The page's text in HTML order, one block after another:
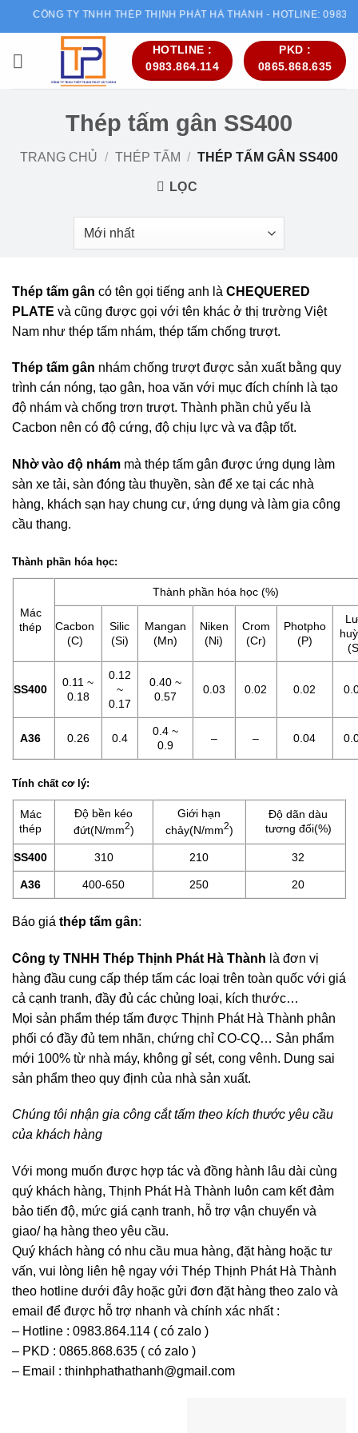
dung
CÔNG TY TNHH THÉP THỊNH PHÁT HÀ THÀNH - HOTLINE:
HOTLINE :
0983.864.114
PKD :
0865.868.635
Thép tấm gân SS400
TRANG CHỦ / THÉP TẤM / THÉP TẤM GÂN SS400
LỌC
Thép tấm gân có tên gọi tiếng anh là CHEQUERED
PLATE và cũng được gọi với tên khác ở thị trường Việt
Nam như thép tấm nhám, thép tấm chống trượt.
Thép tấm gân nhám chống trượt được sản xuất bằng quy
trình cán nóng, tạo gân, hoa văn với mục đích chính là tạo
độ nhám và chống trơn trượt. Thành phần chủ yếu là
Cacbon nên có độ cứng, độ chịu lực và va đập tốt.
Nhờ vào độ nhám mà thép tấm gân được ứng dụng làm
sàn xe tải, sàn đóng tàu thuyền, sàn để xe tại các nhà
hàng, khách sạn hay chung cư, ứng dụng và làm gia công
cầu thang.
Thành phần hóa học:
Mác
thép
Thành phần hóa học (%)
Cacbon
(C)
Silic
(Si)
Mangan
(Mn)
Niken
(Ni)
Crom
(Cr)
Photpho
(P)
SS400
0.11 ~
0.18
0.12
~
0.17
0.40 ~
0.57
0.03 0.02 0.02
A36 0.26 0.4
0.4 ~
0.9
– – 0.04
Tính chất cơ lý:
Mác
thép
Độ bền kéo
đứt(N/mm2)
Giới hạn
chảy(N/mm2)
Độ dãn dàu
tương đối(%)
SS400 310 210 32
A36 400-650 250 20
Báo giá thép tấm gân:
Công ty TNHH Thép Thịnh Phát Hà Thành là đơn vị
hàng đầu cung cấp thép tấm các loại trên toàn quốc với giá
cả cạnh tranh, đầy đủ các chủng loại, kích thước…
Mọi sản phẩm thép tấm được Thịnh Phát Hà Thành phân
phối có đầy đủ tem nhãn, chứng chỉ CO-CQ… Sản phẩm
mới 100% từ nhà máy, không gỉ sét, cong vênh. Dung sai
sản phẩm theo quy định của nhà sản xuất.
Chúng tôi nhận gia công cắt tấm theo kích thước yêu cầu
của khách hàng
Với mong muốn được hợp tác và đồng hành lâu dài cùng
quý khách hàng, Thịnh Phát Hà Thành luôn cam kết đảm
bảo tiến độ, mức giá cạnh tranh, hỗ trợ vận chuyển và
giao/ hạ hàng theo yêu cầu.
Quý khách hàng có nhu cầu mua hàng, đặt hàng hoặc tư
vấn, vui lòng liên hệ ngay với Thép Thịnh Phát Hà Thành
theo hotline dưới đây hoặc gửi đơn đặt hàng theo zalo và
email để được hỗ trợ nhanh và chính xác nhất :
– Hotline : 0983.864.114 ( có zalo )
– PKD : 0865.868.635 ( có zalo )
– Email : thinhphathathanh@gmail.com